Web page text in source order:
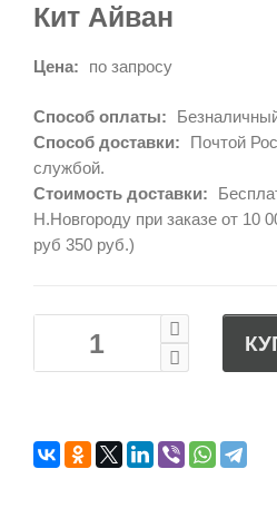
Кит Айван
Цена: по запросу
Способ оплаты:
Способ доставки:
Почтой
службой.
Стоимость доставки:
Н.Новгороду при заказе от 10
руб 350 руб.)